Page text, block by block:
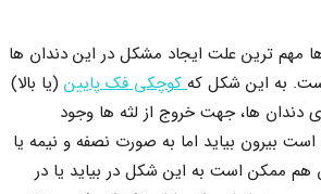
ترین علت ایجاد مشکل در این دندان ها
به این شکل کهکوچکی فک پایین (یا بالا)
دندان ها، جهت خروج از لثه ها وجود
بیرون بیاید اما به صورت نصفه و نیمه یا
ممکن است به این شکل در بیاید یا در